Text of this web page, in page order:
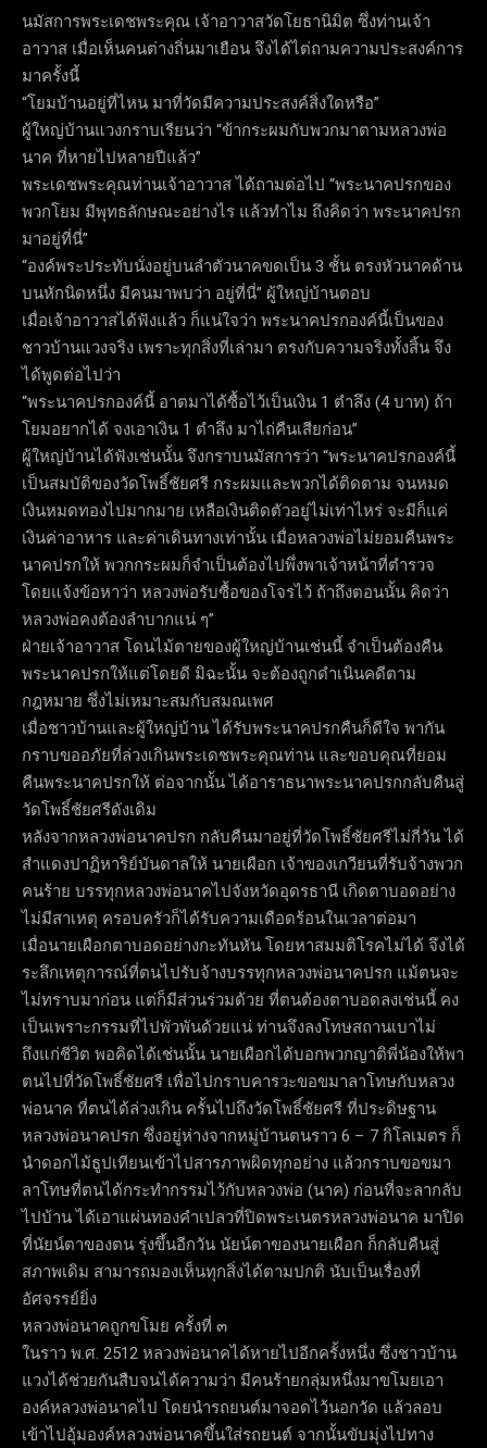
นมัสการพระเดชพระคุณ เจ้าอาวาสวัดโยธานิมิต ซึ่งท่านเจ้า
อาวาส เมื่อเห็นคนต่างถิ่นมาเยือน จึงได้ไต่ถามความประสงค์การ
มาครั้งนี้
“โยมบ้านอยู่ที่ไหน มาที่วัดมีความประสงค์สิ่งใดหรือ”
ผู้ใหญ่บ้านแวงกราบเรียนว่า “ข้ากระผมกับพวกมาตามหลวงพ่อ
นาค ที่หายไปหลายปีแล้ว”
พระเดชพระคุณท่านเจ้าอาวาส ได้ถามต่อไป “พระนาคปรกของ
พวกโยม มีพุทธลักษณะอย่างไร แล้วทำไม ถึงคิดว่า พระนาคปรก
มาอยู่ที่นี่”
“องค์พระประทับนั่งอยู่บนลำตัวนาคขดเป็น 3 ชั้น ตรงหัวนาคด้าน
บนหักนิดหนึ่ง มีคนมาพบว่า อยู่ที่นี่” ผู้ใหญ่บ้านตอบ
เมื่อเจ้าอาวาสได้ฟังแล้ว ก็แน่ใจว่า พระนาคปรกองค์นี้เป็นของ
ชาวบ้านแวงจริง เพราะทุกสิ่งที่เล่ามา ตรงกับความจริงทั้งสิ้น จึง
ได้พูดต่อไปว่า
“พระนาคปรกองค์นี้ อาตมาได้ซื้อไว้เป็นเงิน 1 ตำลึง (4 บาท) ถ้า
โยมอยากได้ จงเอาเงิน 1 ตำลึง มาไถ่คืนเสียก่อน”
ผู้ใหญ่บ้านได้ฟังเช่นนั้น จึงกราบนมัสการว่า “พระนาคปรกองค์นี้
เป็นสมบัติของวัดโพธิ์ชัยศรี กระผมและพวกได้ติดตาม จนหมด
เงินหมดทองไปมากมาย เหลือเงินติดตัวอยู่ไม่เท่าไหร่ จะมีก็แค่
เงินค่าอาหาร และค่าเดินทางเท่านั้น เมื่อหลวงพ่อไม่ยอมคืนพระ
นาคปรกให้ พวกกระผมก็จำเป็นต้องไปพึ่งพาเจ้าหน้าที่ตำรวจ
โดยแจ้งข้อหาว่า หลวงพ่อรับซื้อของโจรไว้ ถ้าถึงตอนนั้น คิดว่า
หลวงพ่อคงต้องลำบากแน่ ๆ”
ฝ่ายเจ้าอาวาส โดนไม้ตายของผู้ใหญ่บ้านเช่นนี้ จำเป็นต้องคืน
พระนาคปรกให้แต่โดยดี มิฉะนั้น จะต้องถูกดำเนินคดีตาม
กฎหมาย ซึ่งไม่เหมาะสมกับสมณเพศ
เมื่อชาวบ้านและผู้ใหญ่บ้าน ได้รับพระนาคปรกคืนก็ดีใจ พากัน
กราบขออภัยที่ล่วงเกินพระเดชพระคุณท่าน และขอบคุณที่ยอม
คืนพระนาคปรกให้ ต่อจากนั้น ได้อาราธนาพระนาคปรกกลับคืนสู่
วัดโพธิ์ชัยศรีดังเดิม
หลังจากหลวงพ่อนาคปรก กลับคืนมาอยู่ที่วัดโพธิ์ชัยศรีไม่กี่วัน ได้
สำแดงปาฏิหาริย์บันดาลให้ นายเผือก เจ้าของเกวียนที่รับจ้างพวก
คนร้าย บรรทุกหลวงพ่อนาคไปจังหวัดอุดรธานี เกิดตาบอดอย่าง
ไม่มีสาเหตุ ครอบครัวก็ได้รับความเดือดร้อนในเวลาต่อมา
เมื่อนายเผือกตาบอดอย่างกะทันหัน โดยหาสมมติโรคไม่ได้ จึงได้
ระลึกเหตุการณ์ที่ตนไปรับจ้างบรรทุกหลวงพ่อนาคปรก แม้ตนจะ
ไม่ทราบมาก่อน แต่ก็มีส่วนร่วมด้วย ที่ตนต้องตาบอดลงเช่นนี้ คง
เป็นเพราะกรรมที่ไปพัวพันด้วยแน่ ท่านจึงลงโทษสถานเบาไม่
ถึงแก่ชีวิต พอคิดได้เช่นนั้น นายเผือกได้บอกพวกญาติพี่น้องให้พา
ตนไปที่วัดโพธิ์ชัยศรี เพื่อไปกราบคารวะขอขมาลาโทษกับหลวง
พ่อนาค ที่ตนได้ล่วงเกิน ครั้นไปถึงวัดโพธิ์ชัยศรี ที่ประดิษฐาน
หลวงพ่อนาคปรก ซึ่งอยู่ห่างจากหมู่บ้านตนราว 6 – 7 กิโลเมตร ก็
นำดอกไม้ธูปเทียนเข้าไปสารภาพผิดทุกอย่าง แล้วกราบขอขมา
ลาโทษที่ตนได้กระทำกรรมไว้กับหลวงพ่อ (นาค) ก่อนที่จะลากลับ
ไปบ้าน ได้เอาแผ่นทองคำเปลวที่ปิดพระเนตรหลวงพ่อนาค มาปิด
ที่นัยน์ตาของตน รุ่งขึ้นอีกวัน นัยน์ตาของนายเผือก ก็กลับคืนสู่
สภาพเดิม สามารถมองเห็นทุกสิ่งได้ตามปกติ นับเป็นเรื่องที่
อัศจรรย์ยิ่ง
หลวงพ่อนาคถูกขโมย ครั้งที่ ๓
ในราว พ.ศ. 2512 หลวงพ่อนาคได้หายไปอีกครั้งหนึ่ง ซึ่งชาวบ้าน
แวงได้ช่วยกันสืบจนได้ความว่า มีคนร้ายกลุ่มหนึ่งมาขโมยเอา
องค์หลวงพ่อนาคไป โดยนำรถยนต์มาจอดไว้นอกวัด แล้วลอบ
เข้าไปอุ้มองค์หลวงพ่อนาคขึ้นใส่รถยนต์ จากนั้นขับมุ่งไปทาง